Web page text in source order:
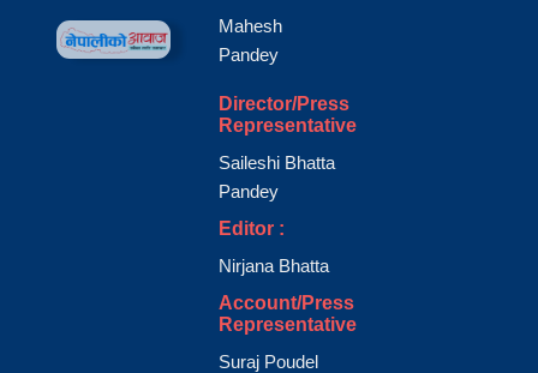
Mahesh
Pandey
Director/Press
Representative
Saileshi Bhatta
Pandey
Editor :
Nirjana Bhatta
Account/Press
Representative
Suraj Poudel